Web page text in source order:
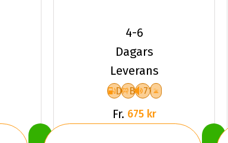
WinterCraft
4-6
Dagars
Leverans
D B 71
Fr. 675 kr